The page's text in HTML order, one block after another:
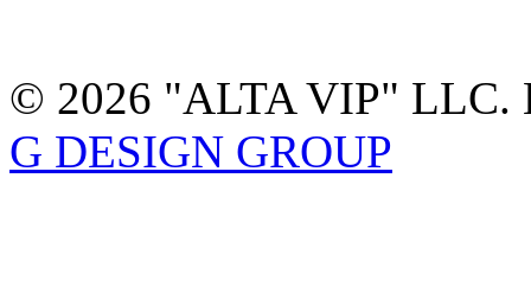
© 2026 "ALTA VIP" LLC.
G DESIGN GROUP